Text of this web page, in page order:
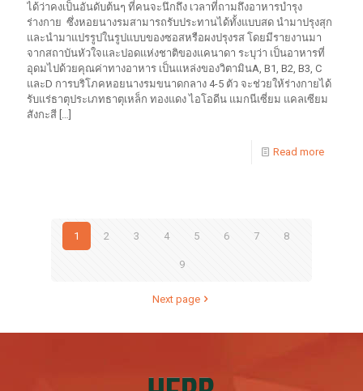
ได้ว่าคงเป็นอันดับต้นๆ ที่คนจะนึกถึง เวลาที่ถามถึงอาหารบำรุง
ร่างกาย ซึ่งหอยนางรมสามารถรับประทานได้ทั้งแบบสด นำมาปรุงสุก
และนำมาแปรรูปในรูปแบบของซอสหรือผงปรุงรส โดยมีรายงานมา
จากสถาบันหัวใจและปอดแห่งชาติของแคนาดา ระบุว่า เป็นอาหารที่
อุดมไปด้วยคุณค่าทางอาหาร เป็นแหล่งของวิตามินA, B1, B2, B3, C
และD การบริโภคหอยนางรมขนาดกลาง 4-5 ตัว จะช่วยให้ร่างกายได้
รับแร่ธาตุประเภทธาตุเหล็ก ทองแดง ไอโอดีน แมกนีเซี่ยม แคลเซียม
สังกะสี […]
Read more
1 2 3 4 5 6 7 8
9
Next page